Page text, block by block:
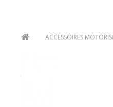
ACCESSOIRES